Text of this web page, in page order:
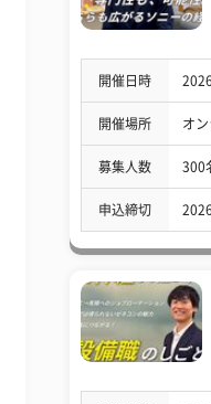
開催日時
開催場所 オ
募集人数 300
申込締切